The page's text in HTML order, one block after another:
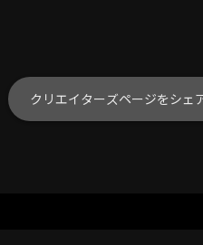
クリエイターズページをシェ